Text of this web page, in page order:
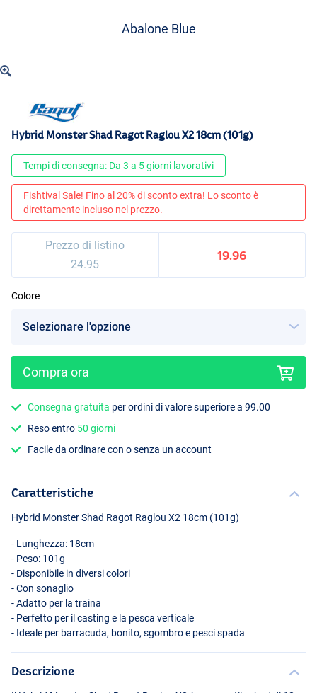
Abalone Blue
Abalone Red
Hybrid Monster Shad Ragot Raglou X2 18cm (101g)
Tempi di consegna: Da 3 a 5 giorni lavorativi
Fishtival Sale! Fino al 20% di sconto extra! Lo sconto è
direttamente incluso nel prezzo.
Prezzo di listino
24.95
19.96
Colore
Compra ora
Consegna gratuita per ordini di valore superiore a 99.00
Reso entro 50 giorni
Facile da ordinare con o senza un account
Caratteristiche
Hybrid Monster Shad Ragot Raglou X2 18cm (101g)
- Lunghezza: 18cm
- Peso: 101g
- Disponibile in diversi colori
- Con sonaglio
- Adatto per la traina
- Perfetto per il casting e la pesca verticale
- Ideale per barracuda, bonito, sgombro e pesci spada
Descrizione